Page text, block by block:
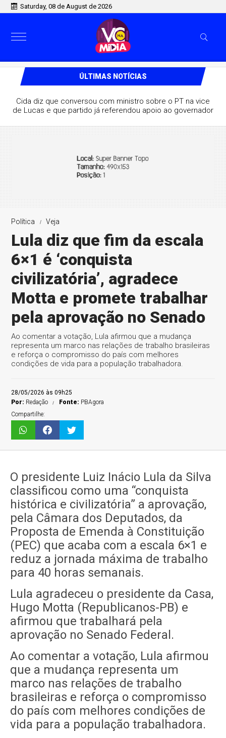
Saturday, 08 de August de 2026
ÚLTIMAS NOTÍCIAS
Cida diz que conversou com ministro sobre o PT na vice
de Lucas e que partido já referendou apoio ao governador
Política Veja
Lula diz que fim da escala
6×1 é ‘conquista
civilizatória’, agradece
Motta e promete trabalhar
pela aprovação no Senado
Ao comentar a votação, Lula afirmou que a mudança
representa um marco nas relações de trabalho brasileiras
e reforça o compromisso do país com melhores
condições de vida para a população trabalhadora.
28/05/2026 às 09h25
Por: Redação Fonte: PBAgora
Compartilhe:
O presidente Luiz Inácio Lula da Silva
classificou como uma “conquista
histórica e civilizatória” a aprovação,
pela Câmara dos Deputados, da
Proposta de Emenda à Constituição
(PEC) que acaba com a escala 6×1 e
reduz a jornada máxima de trabalho
para 40 horas semanais.
Lula agradeceu o presidente da Casa,
Hugo Motta (Republicanos-PB) e
afirmou que trabalhará pela
aprovação no Senado Federal.
Ao comentar a votação, Lula afirmou
que a mudança representa um
marco nas relações de trabalho
brasileiras e reforça o compromisso
do país com melhores condições de
vida para a população trabalhadora.